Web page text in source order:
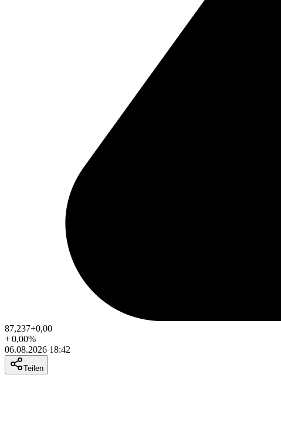
87,237+0,00
+0,00%
06.08.2026 18:42
Teilen